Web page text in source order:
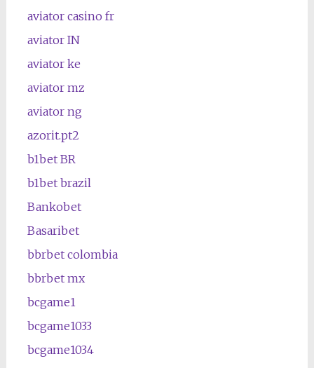
aviator casino fr
aviator IN
aviator ke
aviator mz
aviator ng
azorit.pt2
b1bet BR
b1bet brazil
Bankobet
Basaribet
bbrbet colombia
bbrbet mx
bcgame1
bcgame1033
bcgame1034